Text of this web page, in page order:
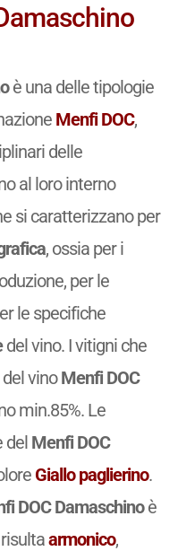
è una delle tipologie
Menfi DOC,
delle
al loro interno
si caratterizzano per
, ossia per i
per le
le specifiche
del vino. I vitigni che
vinoMenfi DOC
min.85%. Le
delMenfi DOC
Giallo paglierino.
DOC Damaschinoè
armonico,